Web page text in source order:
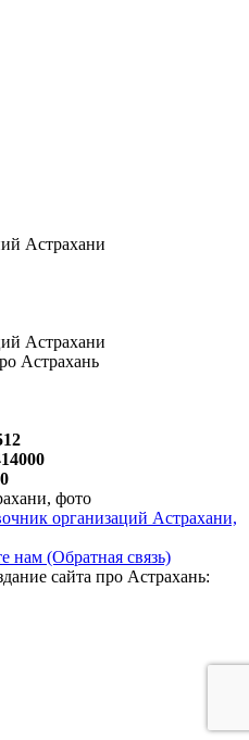
Астрахани
Астрахани
Астрахань
организаций Астрахани,
нам (Обратная связь)
сайта про Астрахань: